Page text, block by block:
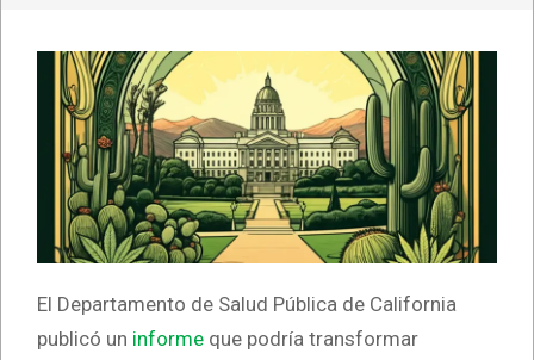
El Departamento de Salud Pública de California
publicó un informe que podría transformar